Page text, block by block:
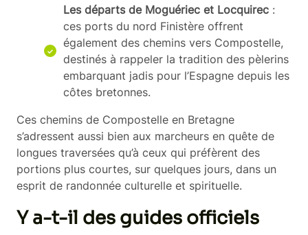
Les départs de Moguériec et Locquirec :
ces ports du nord Finistère offrent
également des chemins vers Compostelle,
destinés à rappeler la tradition des pèlerins
embarquant jadis pour l’Espagne depuis les
côtes bretonnes.
Ces chemins de Compostelle en Bretagne
s’adressent aussi bien aux marcheurs en quête de
longues traversées qu’à ceux qui préfèrent des
portions plus courtes, sur quelques jours, dans un
esprit de randonnée culturelle et spirituelle.
Y a-t-il des guides officiels